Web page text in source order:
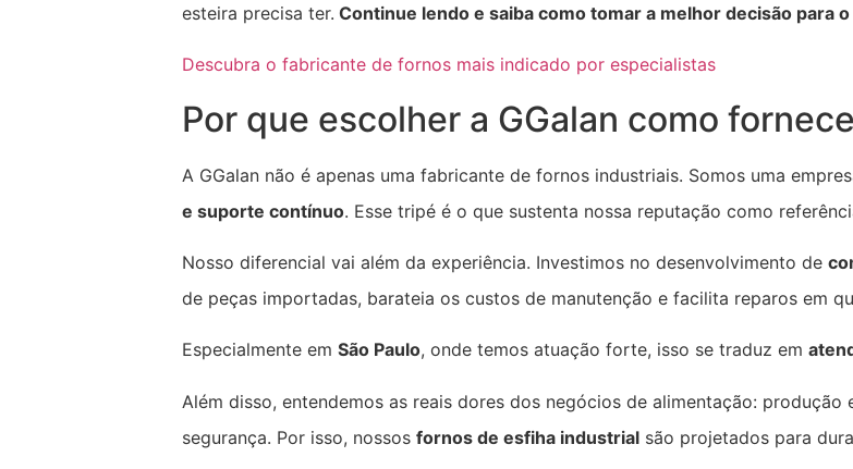
esteira precisa ter. Continue lendo e saiba como tomar a melhor decisão para
Descubra o fabricante de fornos mais indicado por especialistas
Por que escolher a GGalan como
A GGalan não é apenas uma fabricante de fornos industriais. Somos uma
e suporte contínuo. Esse tripé é o que sustenta nossa reputação como
Nosso diferencial vai além da experiência. Investimos no desenvolvimento de
de peças importadas, barateia os custos de manutenção e facilita reparos em
Especialmente em São Paulo, onde temos atuação forte, isso se traduz em
Além disso, entendemos as reais dores dos negócios de alimentação:
segurança. Por isso, nossos fornos de esfiha industrial são projetados para